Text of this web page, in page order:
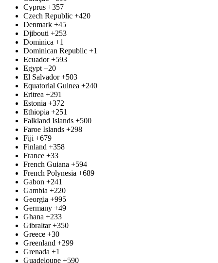
Cyprus +357
Czech Republic +420
Denmark +45
Djibouti +253
Dominica +1
Dominican Republic +1
Ecuador +593
Egypt +20
El Salvador +503
Equatorial Guinea +240
Eritrea +291
Estonia +372
Ethiopia +251
Falkland Islands +500
Faroe Islands +298
Fiji +679
Finland +358
France +33
French Guiana +594
French Polynesia +689
Gabon +241
Gambia +220
Georgia +995
Germany +49
Ghana +233
Gibraltar +350
Greece +30
Greenland +299
Grenada +1
Guadeloupe +590